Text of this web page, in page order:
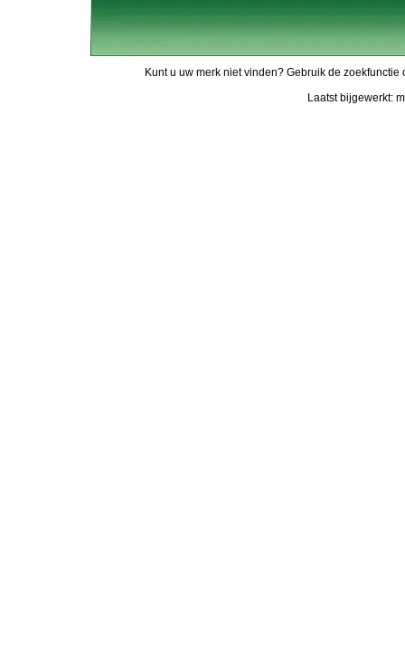
Kunt u uw merk niet vinden? Gebruik de
Laatst bijgewerkt: